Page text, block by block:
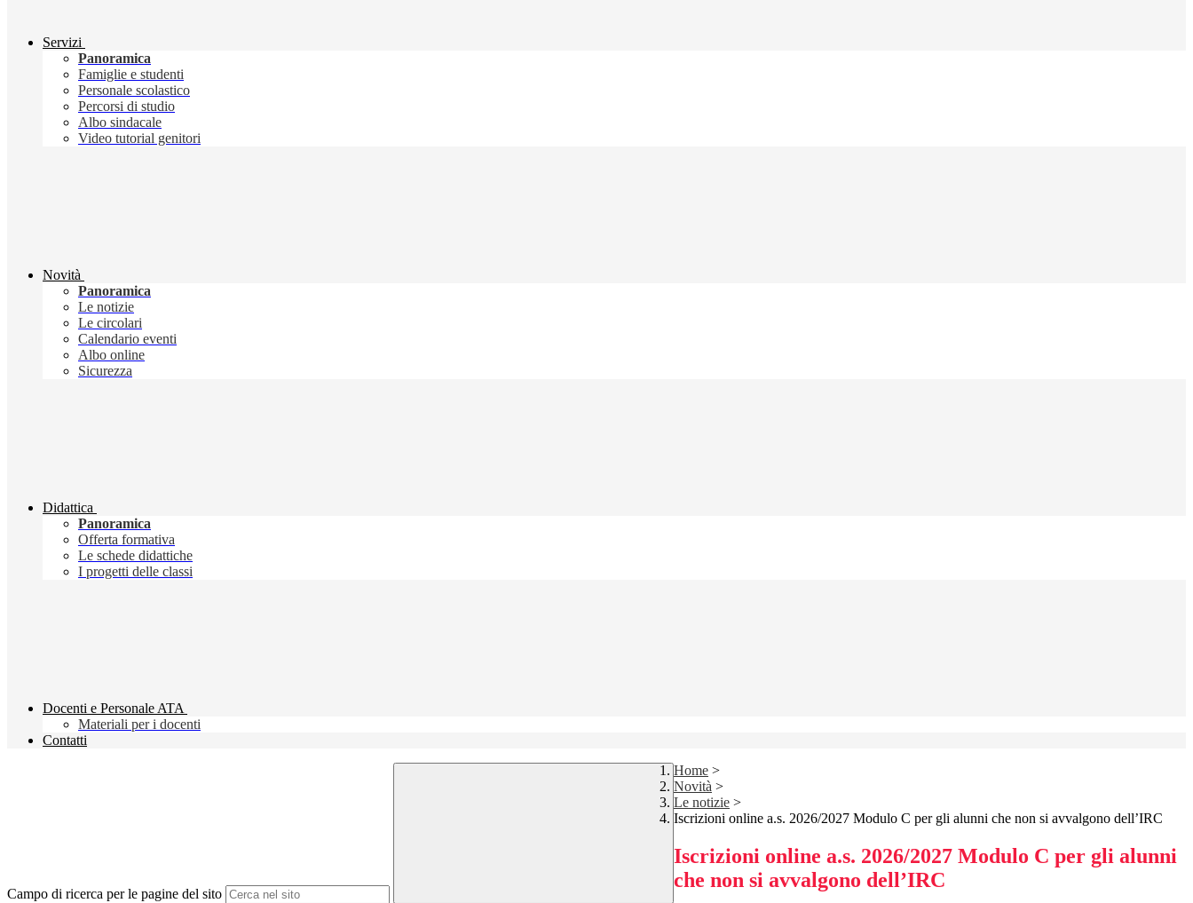
Servizi
Panoramica
Famiglie e studenti
Personale scolastico
Percorsi di studio
Albo sindacale
Video tutorial genitori
Novità
Panoramica
Le notizie
Le circolari
Calendario eventi
Albo online
Sicurezza
Didattica
Panoramica
Offerta formativa
Le schede didattiche
I progetti delle classi
Docenti e Personale ATA
Materiali per i docenti
Contatti
Campo di ricerca per le pagine del sito
Home >
Novità >
Le notizie >
Iscrizioni online a.s. 2026/2027 Modulo C per gli alunni che non si avvalgono dell’IRC
Iscrizioni online a.s. 2026/2027 Modulo C per gli alunni
che non si avvalgono dell’IRC